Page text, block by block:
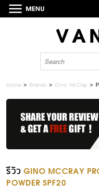
Home > Brands > Gino McCray >
รีวิว GINO MCCRAY
POWDER SPF20